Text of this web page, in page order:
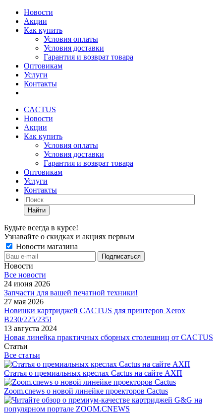
Новости
Акции
Как купить
Условия оплаты
Условия доставки
Гарантия и возврат товара
Оптовикам
Услуги
Контакты
CACTUS
Новости
Акции
Как купить
Условия оплаты
Условия доставки
Гарантия и возврат товара
Оптовикам
Услуги
Контакты
Найти
Будьте всегда в курсе!
Узнавайте о скидках и акциях первым
Новости магазина
Новости
Все новости
24 июня 2026
Запчасти для вашей печатной техники!
27 мая 2026
Новинки картриджей CACTUS для принтеров Xerox
B230/225/235!
13 августа 2024
Новая линейка практичных сборных столешниц от CACTUS
Статьи
Все статьи
Статья о премиальных креслах Cactus на сайте АХП
Zoom.cnews о новой линейке проекторов Cactus